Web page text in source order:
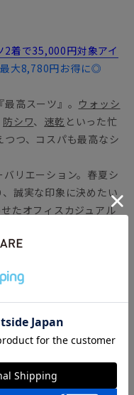
2着で35,000円対象アイ
最大8,780円お得に◎
高スーツ』。 ウォッシ
防シワ、 速乾 といった忙
つ、コスパも最高なシ
リエーション。春夏シ
誠実な印象に決めたい
たオフィスカジュアル
（CH23）
トへの変更、ディテー
パンツをセットしたタ
を形成しながらも、ミ
が特徴です。
クラシック・モデ